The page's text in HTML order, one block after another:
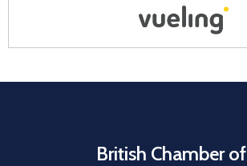
British Chamber of